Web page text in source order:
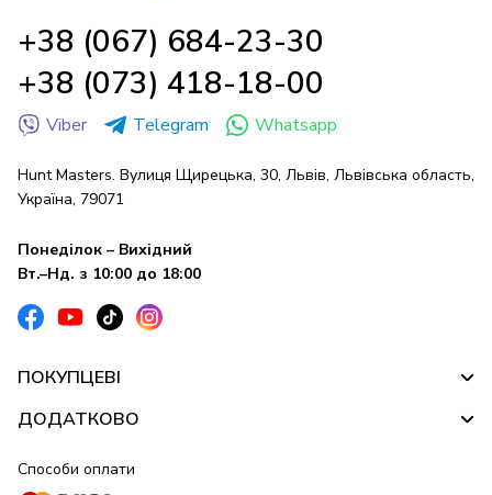
+38 (067) 684-23-30
+38 (073) 418-18-00
Viber Telegram Whatsapp
Hunt Masters. Вулиця Щирецька, 30, Львів, Львівська область,
Україна, 79071
Понеділок – Вихідний
Вт.–Нд. з 10:00 до 18:00
ПОКУПЦЕВІ
ДОДАТКОВО
Способи оплати